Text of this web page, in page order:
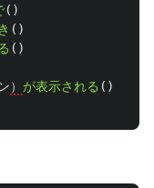
()
()
()
） が表示される ()